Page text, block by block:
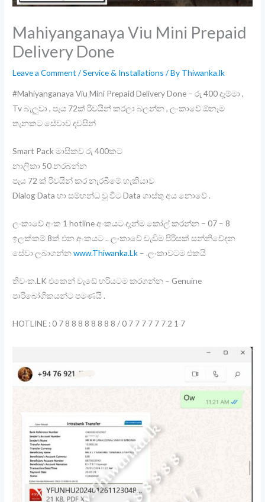
Mahiyanganaya Viu Mini Prepaid
Delivery Done
Leave a Comment /Service & Installations / By Thiwanka.lk
#Mahiyanganaya Viu Mini Prepaid Delivery Done – රු 400 දැම්මා ,
Tv බැලුවා , පැය 72ක් රිවයින් කරලා බලන්න , ලංකාවේ ඕනෑම
තැනකට සේවාව දවසින්
Smart Pack මාසිකව රු 400කට
නාලිකා 50 නරබන්න
පැය 72 ක් රිවයින් කර නැරබීමේ හැකියාව
Dialog Data හා සම්භන්ධ වූ විට Data ගාස්තු අය නොවේ .
ලංකාවේ අංක 1 hotline අංකයට දැන්ම කෝල් කරන්න – 07 – 8
ඉලක්කම් 8ක් එන අංකයට .. ලංකාවේ වැඩිම පිරිසක් සන්නිවේදන
සේවා ලබාගන්නwww.Thiwanka.Lk – .ලංකාවටම එකයි
තිවංක.LK එකෙන් වැඩේ හරියටම කරගන්න – Genuine
පාරිබෝගිකයන්ට පමණයි .
HOTLINE : 0 7 8 8 8 8 8 8 8 8 / 0 7 7 7 7 7 7 2 1 7